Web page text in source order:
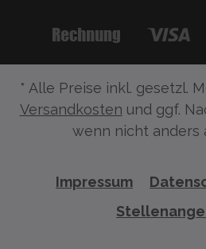
* Alle Preise inkl. gesetzl.
Versandkosten und ggf.
wenn nicht anders
Impressum